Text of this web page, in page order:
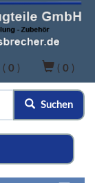
( 0 ) ( 0 )
Suchen